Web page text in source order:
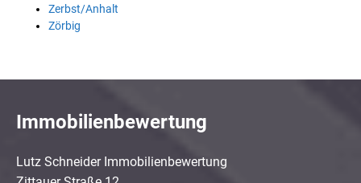
Zerbst/Anhalt
Zörbig
Immobilienbewertung
Lutz Schneider Immobilienbewertung